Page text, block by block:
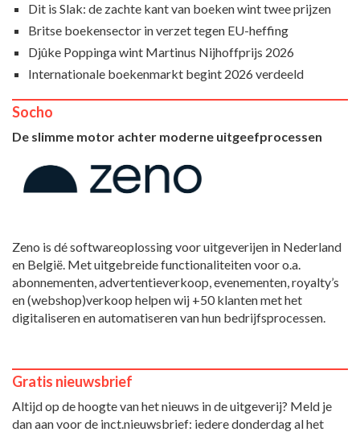
Dit is Slak: de zachte kant van boeken wint twee prijzen
Britse boekensector in verzet tegen EU-heffing
Djûke Poppinga wint Martinus Nijhoffprijs 2026
Internationale boekenmarkt begint 2026 verdeeld
Socho
De slimme motor achter moderne uitgeefprocessen
Zeno is dé softwareoplossing voor uitgeverijen in Nederland
en België. Met uitgebreide functionaliteiten voor o.a.
abonnementen, advertentieverkoop, evenementen, royalty’s
en (webshop)verkoop helpen wij +50 klanten met het
digitaliseren en automatiseren van hun bedrijfsprocessen.
Gratis nieuwsbrief
Altijd op de hoogte van het nieuws in de uitgeverij? Meld je
dan aan voor de inct.nieuwsbrief: iedere donderdag al het